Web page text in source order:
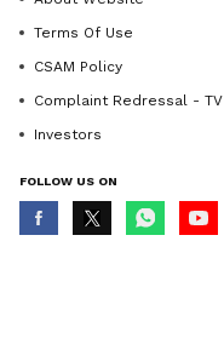
Terms Of Use
CSAM Policy
Complaint Redressal - TV
Investors
FOLLOW US ON